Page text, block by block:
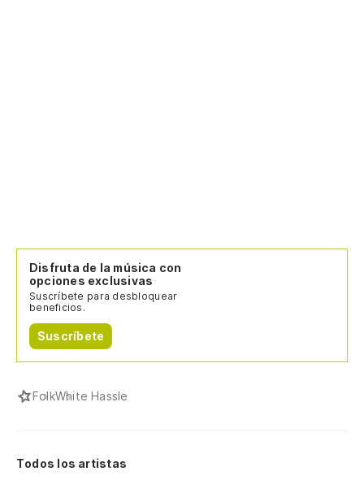
Disfruta de la música con
opciones exclusivas
Suscríbete para desbloquear
beneficios.
Suscríbete
FolkWhite Hassle
Todos los artistas